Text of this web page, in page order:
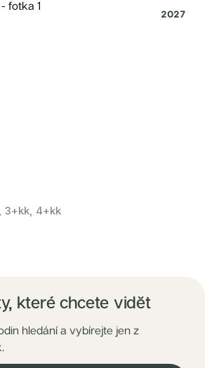
2027
3+kk, 4+kk
které chcete vidět
hledání a vybírejte jen z